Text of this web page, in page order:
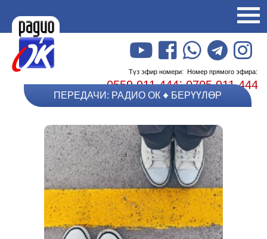
Түз эфир номери: Номер прямого эфира:
0559 911 444;0705 911 444
ПЕРЕДАЧИ: РАДИО ОК БЕРҮҮЛӨР